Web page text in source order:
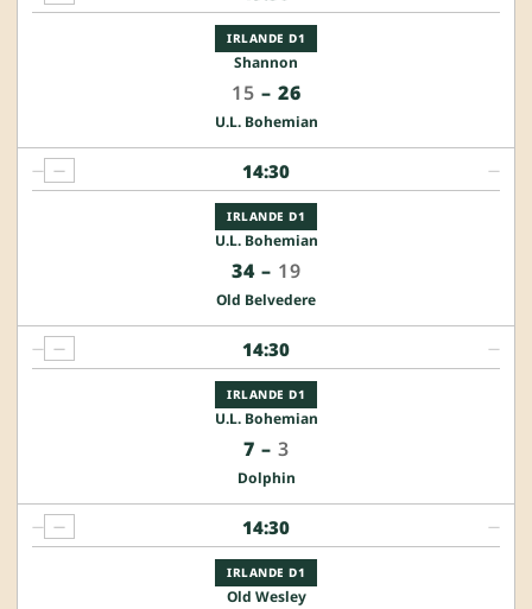
IRLANDE D1
Shannon
15 – 26
U.L. Bohemian
14:30
IRLANDE D1
U.L. Bohemian
34– 19
Old Belvedere
— — —
14:30
IRLANDE D1
U.L. Bohemian
7 – 3
Dolphin
— — —
14:30
IRLANDE D1
Old Wesley
— — —